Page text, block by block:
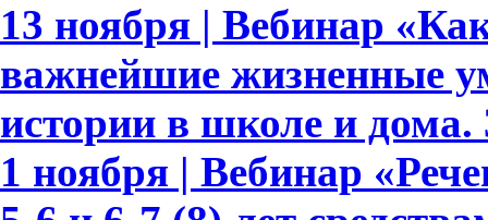
13 ноября | Вебинар
важнейшие жизненные
истории в школе и дома.
1 ноября | Вебинар